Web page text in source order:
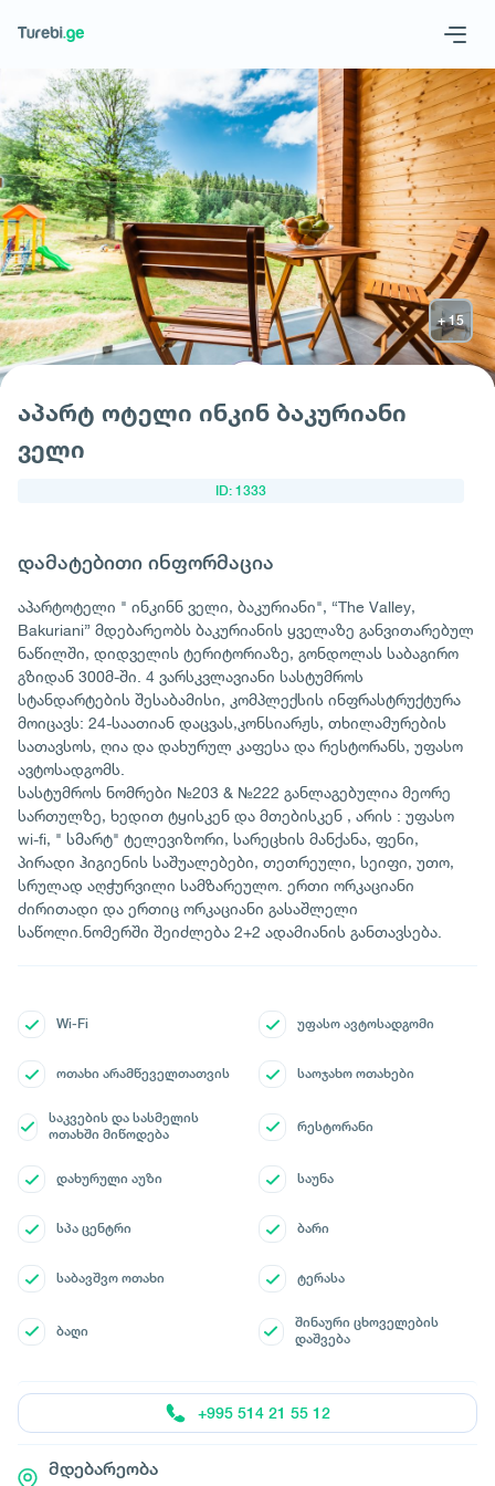
Geo Eng
მოითხოვე სასტუმრო
აპარტ ოტელი ინკინ ბაკურიანი
ველი
ID: 1333
დამატებითი ინფორმაცია
აპარტოტელი " ინკინნ ველი, ბაკურიანი", “The Valley,
Bakuriani” მდებარეობს ბაკურიანის ყველაზე განვითარებულ
ნაწილში, დიდველის ტერიტორიაზე, გონდოლას საბაგირო
გზიდან 300მ-ში. 4 ვარსკვლავიანი სასტუმროს
სტანდარტების შესაბამისი, კომპლექსის ინფრასტრუქტურა
მოიცავს: 24-საათიან დაცვას,კონსიარჟს, თხილამურების
სათავსოს, ღია და დახურულ კაფესა და რესტორანს, უფასო
ავტოსადგომს.
სასტუმროს ნომრები №203 & №222 განლაგებულია მეორე
სართულზე, ხედით ტყისკენ და მთებისკენ , არის : უფასო
wi-fi, " სმარტ" ტელევიზორი, სარეცხის მანქანა, ფენი,
პირადი ჰიგიენის საშუალებები, თეთრეული, სეიფი, უთო,
სრულად აღჭურვილი სამზარეულო. ერთი ორკაციანი
ძირითადი და ერთიც ორკაციანი გასაშლელი
საწოლი.ნომერში შეიძლება 2+2 ადამიანის განთავსება.
Wi-Fi უფასო ავტოსადგომი
ოთახი არამწეველთათვის საოჯახო ოთახები
საკვების და სასმელის
ოთახში მიწოდება
რესტორანი
დახურული აუზი საუნა
სპა ცენტრი ბარი
საბავშვო ოთახი ტერასა
ბაღი
შინაური ცხოველების
დაშვება
+995 514 21 55 12
მდებარეობა